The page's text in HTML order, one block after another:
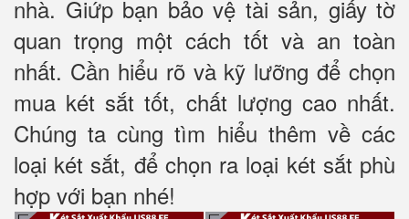
nhà. Giứp bạn bảo vệ tài sản, giấy tờ
quan trọng một cách tốt và an toàn
nhất. Cần hiểu rõ và kỹ lưỡng để chọn
mua két sắt tốt, chất lượng cao nhất.
Chúng ta cùng tìm hiểu thêm về các
loại két sắt, để chọn ra loại két sắt phù
hợp với bạn nhé!